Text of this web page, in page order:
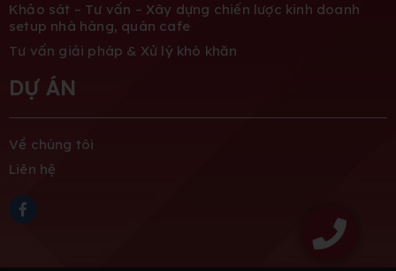
Khảo sát – Tư vấn – Xây dựng chiến lược kinh doanh
setup nhà hàng, quán cafe
Tư vấn giải pháp & Xử lý khó khăn
DỰ ÁN
Về chúng tôi
Liên hệ